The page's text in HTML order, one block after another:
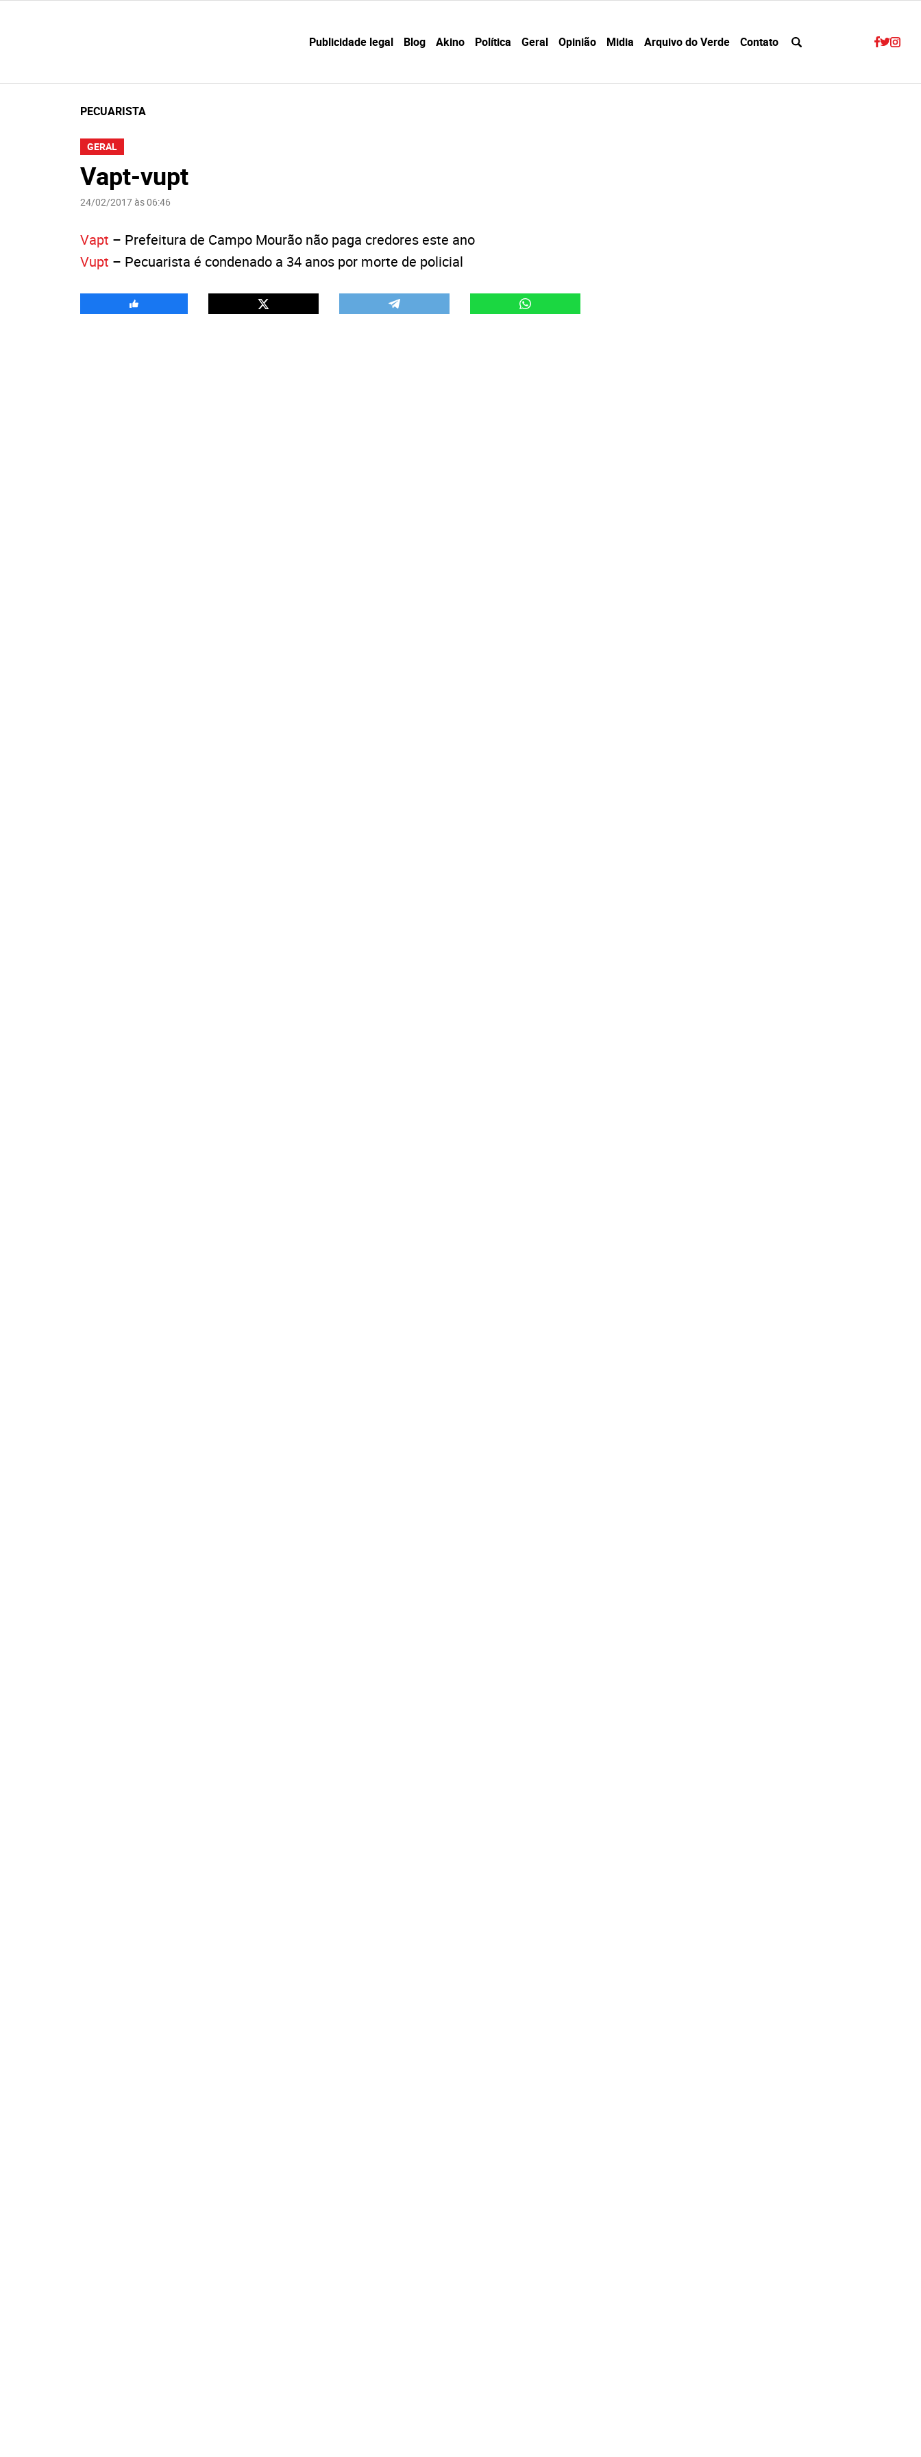
Publicidade legal Blog Akino Política Geral Opinião Midia Arquivo do Verde Contato
PECUARISTA
GERAL
Vapt-vupt
24/02/2017 às 06:46
Vapt – Prefeitura de Campo Mourão não paga credores este ano
Vupt – Pecuarista é condenado a 34 anos por morte de policial